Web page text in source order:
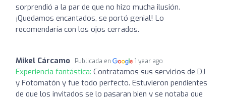
sorprendió a la par de que no hizo mucha ilusión.
¡Quedamos encantados, se portó genial! Lo
recomendaría con los ojos cerrados.
Mikel Cárcamo Publicada en 1 year ago
Experiencia fantástica: Contratamos sus servicios de DJ
y Fotomatón y fue todo perfecto. Estuvieron pendientes
de que los invitados se lo pasaran bien y se notaba que